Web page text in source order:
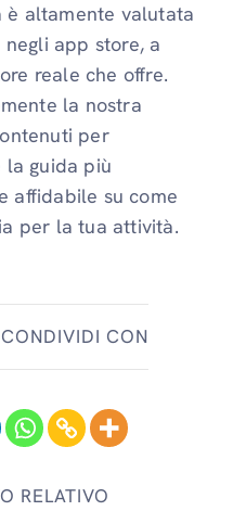
è altamente valutata
app store, a
reale che offre.
la nostra
per
la guida più
affidabile su come
per la tua attività.
CON
RELATIVO